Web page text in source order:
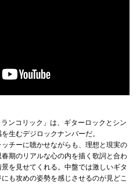
ンコリック」は、ギターロックとシン
生むデジロックナンバーだ。
チーに聴かせながらも、理想と現実の
期のリアルな心の内を描く歌詞と合わ
を見せてくれる。中盤では激しいギタ
も攻めの姿勢を感じさせるのが見どこ